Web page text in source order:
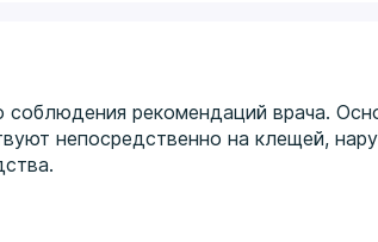
соблюдения рекомендаций врача.
непосредственно на клещей,